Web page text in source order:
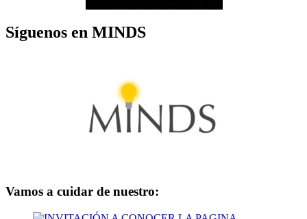
Síguenos en MINDS
Vamos a cuidar de nuestro: